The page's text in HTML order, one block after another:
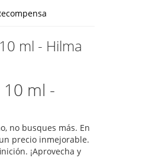
ml - Hilma
ml -
no busques más. En
precio inmejorable.
¡Aprovecha y